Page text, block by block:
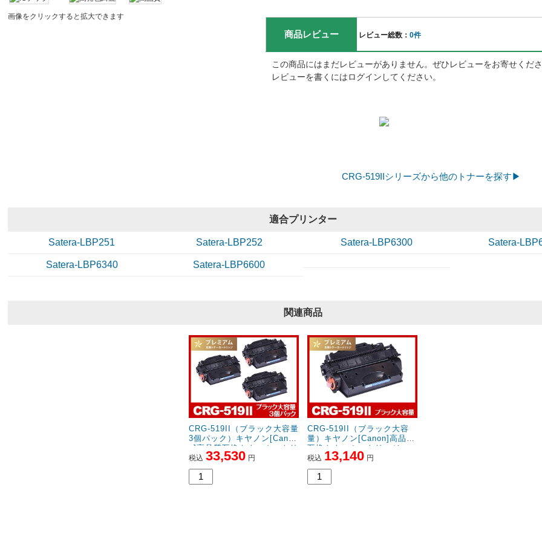
画像をクリックすると拡大できます
商品レビュー レビュー総数： 0件
この商品にはまだレビューがありません。ぜひレビューをお寄せくだ
レビューを書くにはログインしてください。
CRG-519IIシリーズから他のトナーを探す▶
適合プリンター
Satera-LBP251 Satera-LBP252 Satera-LBP6300 Satera-
Satera-LBP6340 Satera-LBP6600
関連商品
CRG-519II（ブラック大容量
3個パック）キヤノン[Cano
n]高品質互換トナーカートリ
ッジ
税込 33,530 円
CRG-519II（ブラック大容
量）キヤノン[Canon]高品質
互換トナーカートリッジ
税込 13,140 円